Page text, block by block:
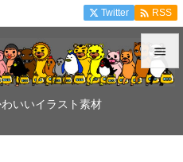
いいイラスト素材


Twitter  RSS